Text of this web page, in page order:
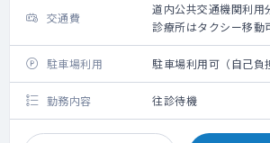
交通費
道内公共交通機関利
診療所はタクシー移動
必須）
駐車場利用
駐車場利用可（自己負
勤務内容 往診待機